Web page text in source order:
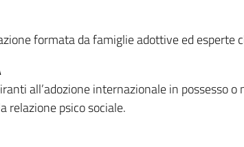
formata da famiglie adottive ed esperte
all’adozione internazionale in possesso
relazione psico sociale.